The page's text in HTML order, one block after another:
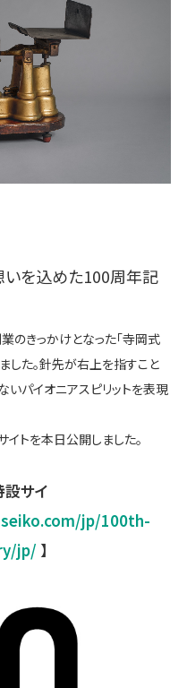
を込めた100周年記
のきっかけとなった「寺岡式
した。針先が右上を指すこと
いパイオニアスピリットを表現
トを本日公開しました。
設サイ
jp/100th-
jp/ 】